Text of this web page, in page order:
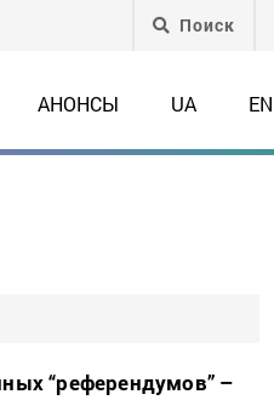
Поиск
АНОНСЫ UA EN
“референдумов” –